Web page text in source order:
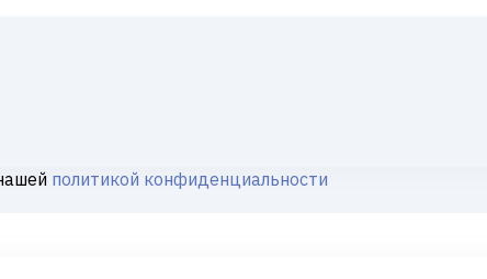
политикой конфиденциальности